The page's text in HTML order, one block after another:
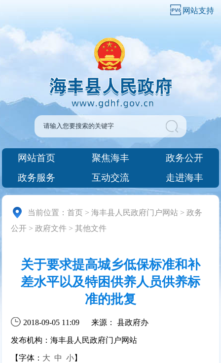
网站支持
网站首页 聚焦海丰
政务公开
政务服务
互动交流 走进海丰
当前位置：首页 >海丰县人民政府门户网站 >政务
公开 >政府文件 >其他文件
关于要求提高城乡低保标准和补
差水平以及特困供养人员供养标
准的批复
2018-09-05 11:09 来源： 县政府办
发布机构：海丰县人民政府门户网站
【字体： 大 中 小】